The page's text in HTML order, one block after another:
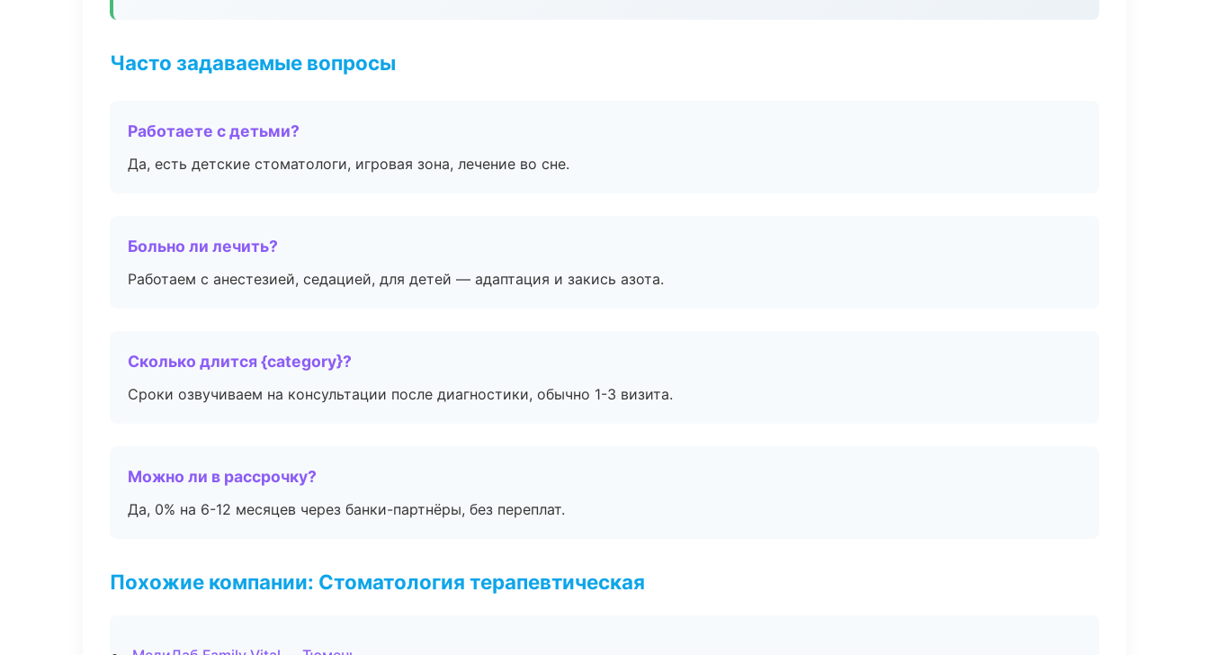
Часто задаваемые вопросы
Работаете с детьми?
Да, есть детские стоматологи, игровая зона, лечение во сне.
Больно ли лечить?
Работаем с анестезией, седацией, для детей — адаптация и закись азота.
Сколько длится {category}?
Сроки озвучиваем на консультации после диагностики, обычно 1-3 визита.
Можно ли в рассрочку?
Да, 0% на 6-12 месяцев через банки-партнёры, без переплат.
Похожие компании: Стоматология терапевтическая